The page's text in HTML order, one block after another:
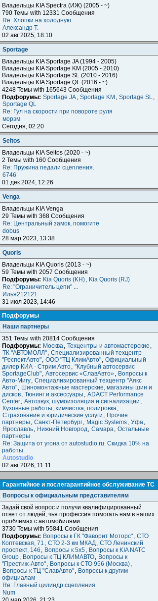
Владельцы KIA Spectra (ИЖ) (2005 - ~)
790 Темы with 12331 Сообщения
Re: Хлопки на холодную
Александр Т.
02 авг 2025, 18:10
Sportage
Владельцы KIA Sportage JA (1994 - 2005)
Владельцы KIA Sportage KM (2005 - 2010)
Владельцы KIA Sportage SL (2010 - 2016)
Владельцы KIA Sportage QL (2016 - ~)
4248 Темы with 165643 Сообщения
Подфорумы: Sportage JA, Sportage KM , Sportage SL,
Sportage QL
Re: Гул на скорости при повороте руля
морэм
Сегодня, 02:20
Seltos
Владельцы KIA Seltos (2020 - ~)
2 Темы with 160 Сообщения
Re: Пружина педали сцепления.
6746
01 дек 2024, 12:26
Venga
Владельцы KIA Venga
29 Темы with 368 Сообщения
Re: Центральный замок, помогите
dobus
28 мар 2023, 13:38
Quoris
Владельцы KIA Quoris (2013 - ~)
59 Темы with 2057 Сообщения
Подфорумы: Kia Quoris (KH), Kia Quoris (RJ)
Re: "Ограничитель цепи" ...
Илья212121
31 июл 2023, 14:46
Подфорумы
Наши партнеры
351 Темы with 20814 Сообщения
Подфорумы: Москва, Техцентры и автомастерские ,
ТК "АВТОМОЛЛ", Специализированный техцентр
"РеспектАвто", ООО "ТЦ КлимАвто", Официальный
дилер КИА - Стрим Авто, "Клубный автосервис
SportageClub", Автосервис «СлавАвто», Вопросы к
Авто-Мигу, Специализированный техцентр "Аякс
Авто", Шиномонтажные мастерские, магазины шин и
дисков, Тюнинг и аксессуары , ADACT Performance
Center, Автозвук, шумоизоляция и сигнализации ,
Кузовные работы, химчистка, полировка,
Страхование и юридические услуги , Прочие
партнеры , Санкт-Петербург, Magic Systems, Уфа,
Ярославль, Нижний Новгород, Самара, Остальные
партнеры
Re: Защита от угона от autostudio.ru. Скидка 10% на
работы.
Autostudio
02 авг 2026, 11:11
Гарантийное и послегарантийное обслуживание ТС
Вопросы к официальным представителям
Задай свой вопрос и получи квалифицированный
ответ от людей, чья профессия помогать нам в наших
проблемах с автомобилями.
3730 Темы with 55841 Сообщения
Подфорумы: Вопросы к ГК "Фаворит Моторс", СТО
Коптевская, 71 , СТО 2-3 км МКАД, СТО Ленинский
проспект, 146 , Вопросы к 5x5, Вопросы к KIA NATC
Group, Вопросы к ТЦ КЛИМАВТО, Вопросы к
"Престиж-Авто", Вопросы к СТО 956 (Москва),
Вопросы к ТЦ "СлавАвто", Вопросы к другим
официалам
Re: Главный цилиндр сцепления
Num